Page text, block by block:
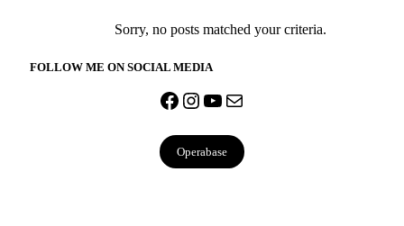
Sorry, no posts matched your criteria.
FOLLOW ME ON SOCIAL MEDIA
Facebook
Instagram
YouTube
Mail
Operabase